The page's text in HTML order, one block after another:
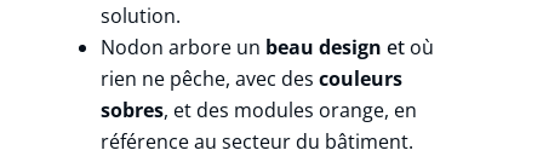
solution.
Nodon arbore un beau design et où
rien ne pêche, avec descouleurs
sobres, et des modules orange, en
référence au secteur du bâtiment.